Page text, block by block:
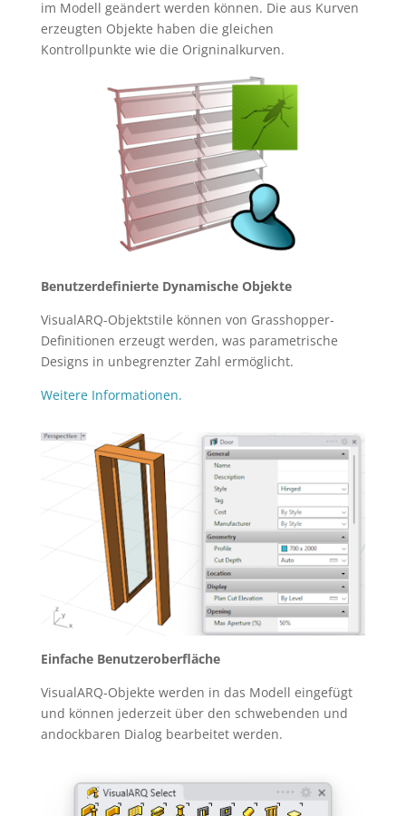
im Modell geändert werden können. Die aus Kurven
erzeugten Objekte haben die gleichen
Kontrollpunkte wie die Origninalkurven.
Benutzerdefinierte Dynamische Objekte
VisualARQ-Objektstile können von Grasshopper-
Definitionen erzeugt werden, was parametrische
Designs in unbegrenzter Zahl ermöglicht.
Weitere Informationen.
Einfache Benutzeroberfläche
VisualARQ-Objekte werden in das Modell eingefügt
und können jederzeit über den schwebenden und
andockbaren Dialog bearbeitet werden.